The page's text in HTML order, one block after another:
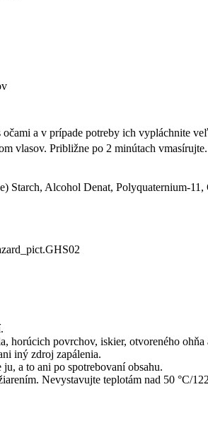
očami a v prípade potreby ich vypláchnite
vlasov. Približne po 2 minútach
Starch, Alcohol Denat, Polyquaternium-
horúcich povrchov, iskier, otvoreného
iný zdroj zapálenia.
a to ani po spotrebovaní obsahu.
Nevystavujte teplotám nad 50 °C/